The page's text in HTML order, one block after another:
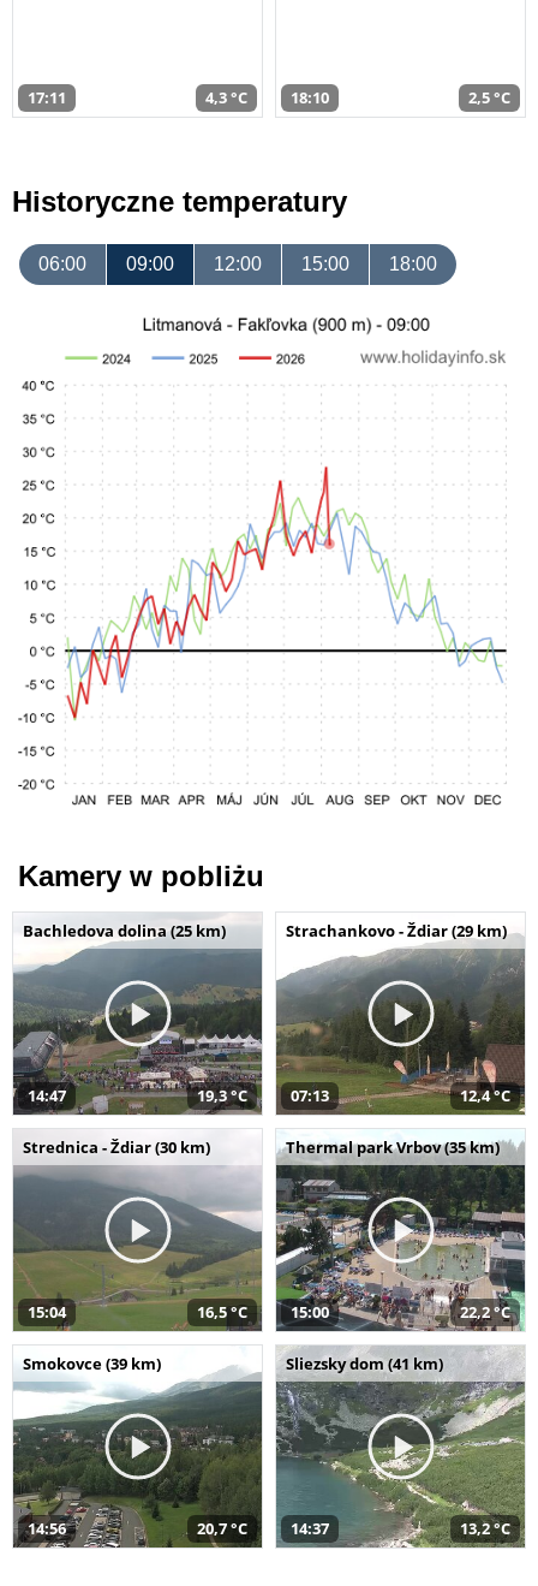
17:11 4,3 °C 18:10 2,5 °C
Historyczne temperatury
06:00 09:00 12:00 15:00 18:00
Kamery w pobliżu
Bachledova dolina (25 km)
14:47 19,3 °C
Strachankovo - Ždiar (29 km)
07:13 12,4 °C
Strednica - Ždiar (30 km)
15:04 16,5 °C
Thermal park Vrbov (35 km)
15:00 22,2 °C
Smokovce (39 km)
14:56 20,7 °C
Sliezsky dom (41 km)
14:37 13,2 °C